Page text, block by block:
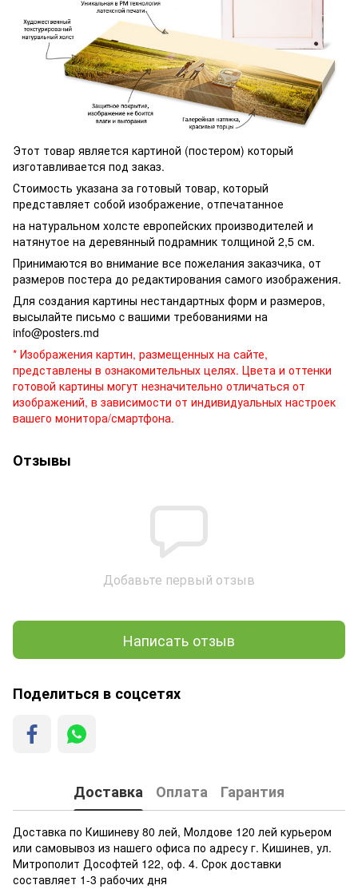
Этот товар является картиной (постером) который
изготавливается под заказ.
Стоимость указана за готовый товар, который
представляет собой изображение, отпечатанное
на натуральном холсте европейских производителей и
натянутое на деревянный подрамник толщиной 2,5 см.
Принимаются во внимание все пожелания заказчика, от
размеров постера до редактирования самого изображения.
Для создания картины нестандартных форм и размеров,
высылайте письмо c вашими требованиями на
info@posters.md
* Изображения картин, размещенных на сайте,
представлены в ознакомительных целях. Цвета и оттенки
готовой картины могут незначительно отличаться от
изображений, в зависимости от индивидуальных настроек
вашего монитора/смартфона.
Отзывы
Добавьте первый отзыв
Написать отзыв
Поделиться в соцсетях
Доставка Оплата Гарантия
Доставка по Кишиневу 80 лей, Молдове 120 лей курьером
или самовывоз из нашего офиса по адресу г. Кишинев, ул.
Митрополит Дософтей 122, оф. 4. Срок доставки
составляет 1-3 рабочих дня